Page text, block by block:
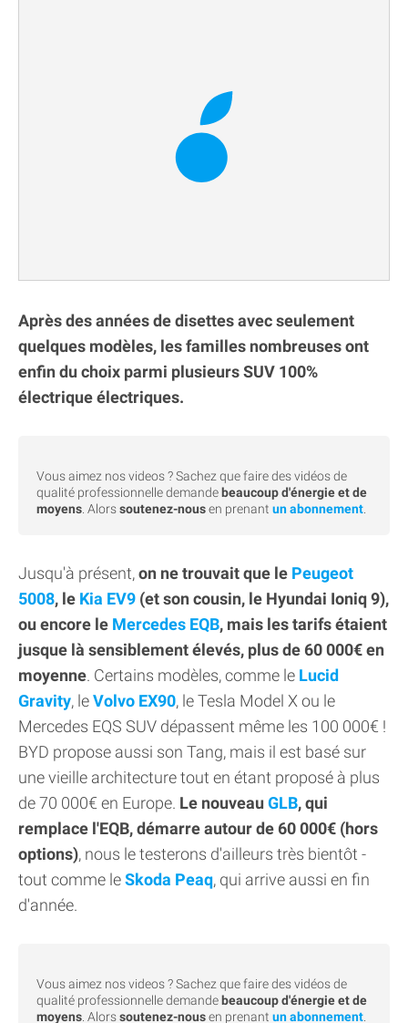
Après des années de disettes avec seulement
quelques modèles, les familles nombreuses ont
enfin du choix parmi plusieurs SUV 100%
électrique électriques.
Vous aimez nos videos ? Sachez que faire des vidéos de
qualité professionnelle demande beaucoup d'énergie et de
moyens . Alorssoutenez-nousen prenant un abonnement
Jusqu'à présent,on ne trouvait que le Peugeot
5008, le Kia EV9 (et son cousin, le Hyundai Ioniq 9),
ou encore le Mercedes EQB, mais les tarifs étaient
jusque là sensiblement élevés, plus de 60 000€ en
moyenne. Certains modèles, comme le Lucid
Gravity, leVolvo EX90, le Tesla Model X ou le
Mercedes EQS SUV dépassent même les 100 000€ !
BYD propose aussi son Tang, mais il est basé sur
une vieille architecture tout en étant proposé à plus
de 70 000€ en Europe. Le nouveau GLB, qui
remplace l'EQB, démarre autour de 60 000€ (hors
options), nous le testerons d'ailleurs très bientôt -
tout comme leSkoda Peaq, qui arrive aussi en fin
d'année.
Vous aimez nos videos ? Sachez que faire des vidéos de
qualité professionnelle demande beaucoup d'énergie et de
moyens . Alorssoutenez-nousen prenant un abonnement